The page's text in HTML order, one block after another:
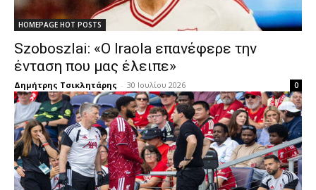
HOMEPAGE HOT POSTS
Szoboszlai: «Ο Iraola επανέφερε την
ένταση που μας έλειπε»
Δημήτρης Τσικλητάρης - 30 Ιουλίου 2026 0